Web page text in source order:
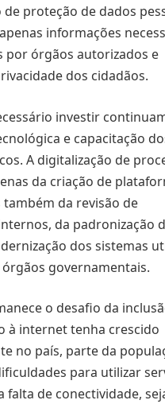
de proteção de dados
informações
por órgãos autorizados e
dos cidadãos.
investir
e capacitação
A digitalização de
da criação de
da revisão de
da padronização
dos sistemas
governamentais.
o desafio da
à internet tenha crescido
no país, parte da
para utilizar
falta de conectividade,